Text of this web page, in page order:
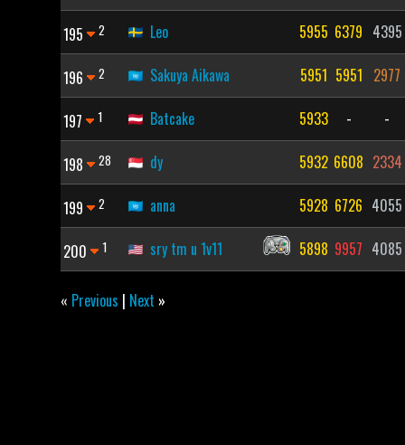
195 2 Leo 5955 6379 4395
196 2 Sakuya Aikawa 5951 5951 2977
197 1 Batcake 5933 - -
198 28 dy 5932 6608 2334
199 2 anna 5928 6726 4055
200 1 sry tm u 1v11 5898 9957 4085
« Previous | Next »